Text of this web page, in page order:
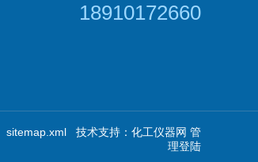
18910172660
sitemap.xml 技术支持： 化工仪器网 管
理登陆